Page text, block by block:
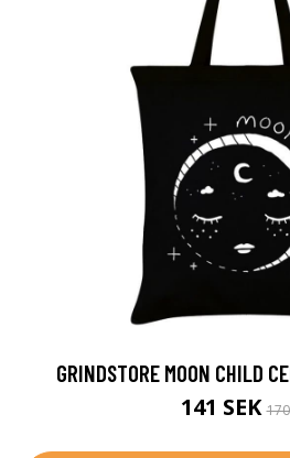
GRINDSTORE MOON CHILD
141 SEK170